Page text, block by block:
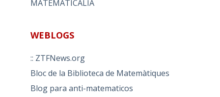
MATEMATICALIA
WEBLOGS
:: ZTFNews.org
Bloc de la Biblioteca de Matemàtiques
Blog para anti-matematicos